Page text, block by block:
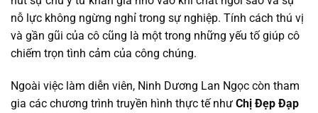
nỗ lực không ngừng nghỉ trong sự nghiệp. Tính cách thú vị
và gần gũi của cô cũng là một trong những yếu tố giúp cô
chiếm trọn tình cảm của công chúng.
Ngoài việc làm diễn viên, Ninh Dương Lan Ngọc còn tham
gia các chương trình truyền hình thực tế như Chị Đẹp Đạp